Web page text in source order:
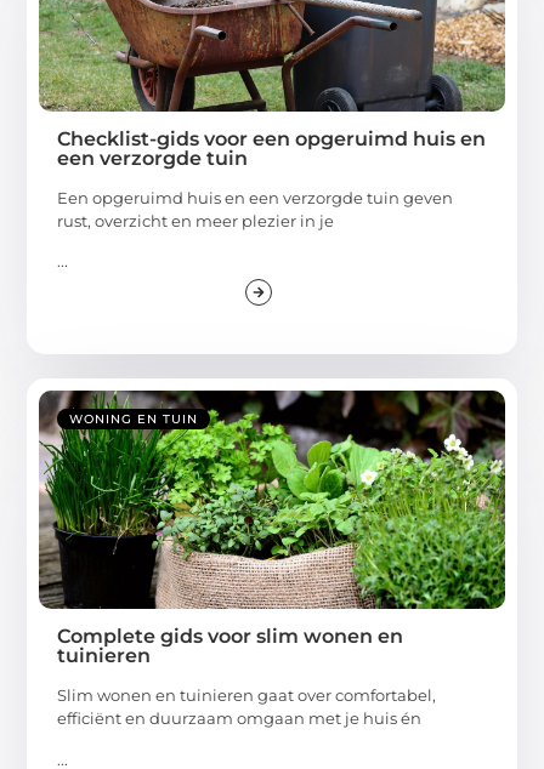
Checklist-gids voor een opgeruimd huis en
een verzorgde tuin
Een opgeruimd huis en een verzorgde tuin geven
rust, overzicht en meer plezier in je
...
WONING EN TUIN
Complete gids voor slim wonen en
tuinieren
Slim wonen en tuinieren gaat over comfortabel,
efficiënt en duurzaam omgaan met je huis én
...